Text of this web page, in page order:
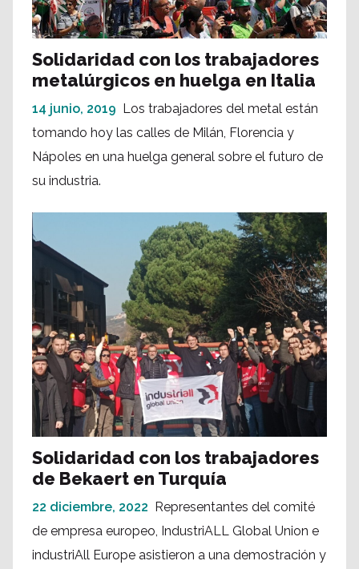
Solidaridad con los trabajadores
metalúrgicos en huelga en Italia
14 junio, 2019 Los trabajadores del metal están
tomando hoy las calles de Milán, Florencia y
Nápoles en una huelga general sobre el futuro de
su industria.
Solidaridad con los trabajadores
de Bekaert en Turquía
22 diciembre, 2022 Representantes del comité
de empresa europeo, IndustriALL Global Union e
industriAll Europe asistieron a una demostración y